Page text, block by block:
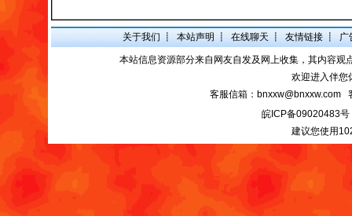
关于我们 ┋ 本站声明 ┋ 在线聊天 ┋ 友情链接 ┋ 广
本站信息资源部分来自网友自发及网上收集，其内容
欢迎进入伴您
客服信箱：bnxxw@bnxxw.com
皖ICP备09020483号
建议您使用